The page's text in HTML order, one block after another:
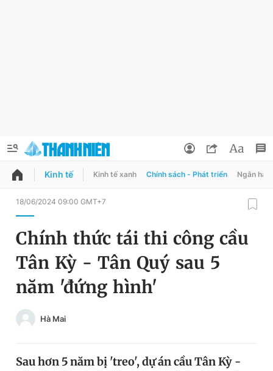
QUẢNG CÁO
Chuyên mục
Chuyên mục khác
Chào ngày mới
Đổi mật khẩu
Tin đã lưu
Kinh tế Kinh tế xanh Chính sách - Phát triển Ngân
18/06/2024 09:00 GMT+7
Chính thức tái thi công cầu
Tân Kỳ - Tân Quý sau 5
năm 'đứng hình'
Hà Mai
Sau hơn 5 năm bị 'treo', dự án cầu Tân Kỳ -